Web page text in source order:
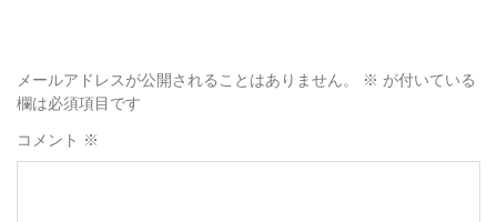
メールアドレスが公開されることはありません。 ※ が付いている
欄は必須項目です
コメント ※